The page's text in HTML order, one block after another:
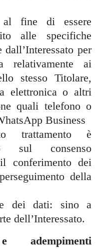
fine di essere
alle specifiche
per
relativamente ai
stesso Titolare,
elettronica o altri
quali telefono o
Business
trattamento è
sul consenso
conferimento dei
della
dei dati: sino a
dell’Interessato.